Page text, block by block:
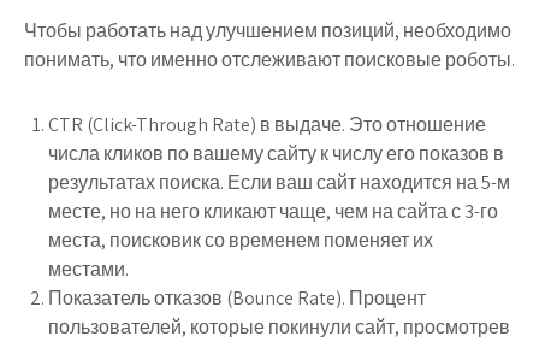
Чтобы работать над улучшением позиций, необходимо
понимать, что именно отслеживают поисковые роботы.
CTR (Click-Through Rate) в выдаче. Это отношение
числа кликов по вашему сайту к числу его показов в
результатах поиска. Если ваш сайт находится на 5-м
месте, но на него кликают чаще, чем на сайта с 3-го
места, поисковик со временем поменяет их
местами.
Показатель отказов (Bounce Rate). Процент
пользователей, которые покинули сайт, просмотрев